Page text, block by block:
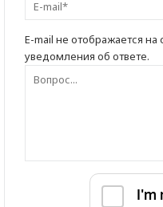
E-mail не отображается на
уведомления об ответе.